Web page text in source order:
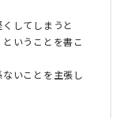
してしまうと
いうことを書こ
いことを主張し